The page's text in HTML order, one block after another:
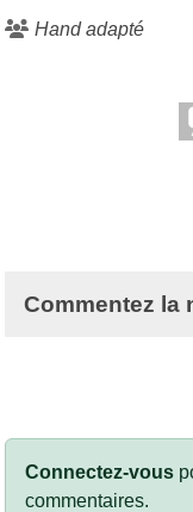
Hand adapté
Commentez la
Connectez-vous
commentaires.